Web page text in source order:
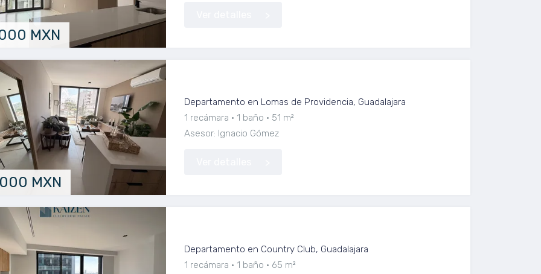
MXN
MXN
Departamento en Lomas de Providencia, Guadalajara
1 recámara
1 baño
51 m²
Asesor: Ignacio Gómez
Departamento en Country Club, Guadalajara
1 recámara
1 baño
65 m²